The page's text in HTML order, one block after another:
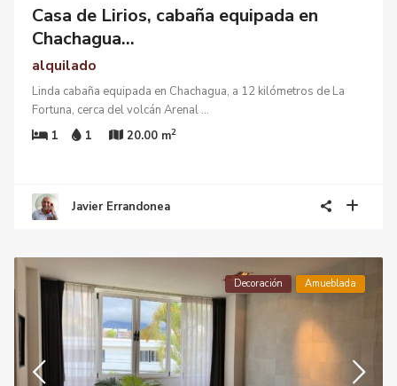
Casa de Lirios, cabaña equipada en
Chachagua...
alquilado
Linda cabaña equipada en Chachagua, a 12 kilómetros de La
Fortuna, cerca del volcán Arenal ...
1
1 20.00 m2
Javier Errandonea
Decoración Amueblada